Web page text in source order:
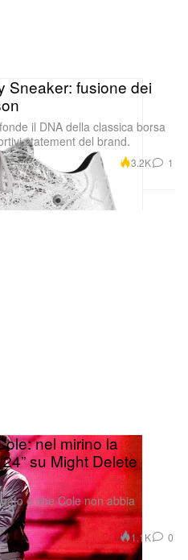
Sneaker: fusione dei
il DNA della classica borsa
statement del brand.
3.2K 1
nel mirino la
su Might Delete
e che Cole non abbia
1.1K 0